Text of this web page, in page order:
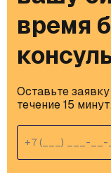
время
Оставьте
течение 15